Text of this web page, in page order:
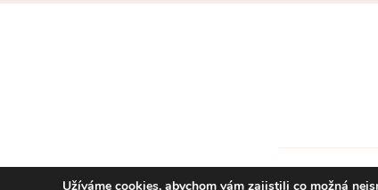
Užíváme cookies, abychom vám zajistili co možná